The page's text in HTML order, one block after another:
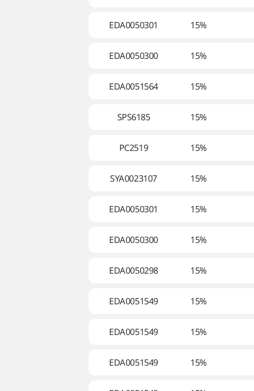
EDA0050301 15%
EDA0050300 15%
EDA0051564 15%
SPS6185 15%
PC2519 15%
SYA0023107 15%
EDA0050301 15%
EDA0050300 15%
EDA0050298 15%
EDA0051549 15%
EDA0051549 15%
EDA0051549 15%